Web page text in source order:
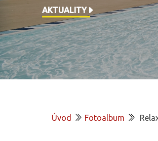
AKTUALITY
Úvod Fotoalbum